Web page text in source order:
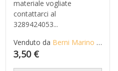
materiale vogliate
contattarci al
3289424053...
Venduto da Berni Marino di Mario S.n.c.
3,50 €